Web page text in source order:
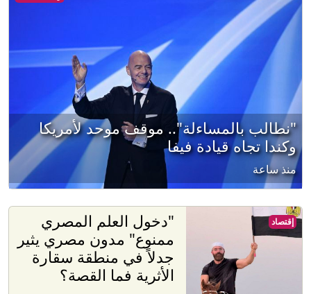
"نطالب بالمساءلة".. موقف موحد لأمريكا
وكندا تجاه قيادة فيفا
منذ ساعة
"دخول العلم المصري
ممنوع" مدون مصري يثير
جدلاً في منطقة سقارة
الأثرية فما القصة؟
إقتصاد